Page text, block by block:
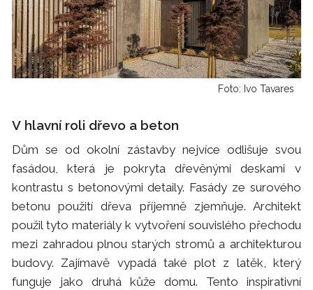
Foto: Ivo Tavares
V hlavní roli dřevo a beton
Dům se od okolní zástavby nejvíce odlišuje svou
fasádou, která je pokryta dřevěnými deskami v
kontrastu s betonovými detaily. Fasády ze surového
betonu použití dřeva příjemně zjemňuje. Architekt
použil tyto materiály k vytvoření souvislého přechodu
mezi zahradou plnou starých stromů a architekturou
budovy. Zajímavě vypadá také plot z latěk, který
funguje jako druhá kůže domu. Tento inspirativní